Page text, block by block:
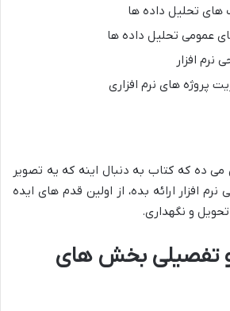
تحلیل داده ها
عمومی تحلیل داده ها
افزار
پروژه های نرم افزاری
ده که کتاب به دنبال اینه که یه تصویر
افزار ارائه بده، از اولین قدم های ایده
و نگهداری.
تفصیلی بخش های